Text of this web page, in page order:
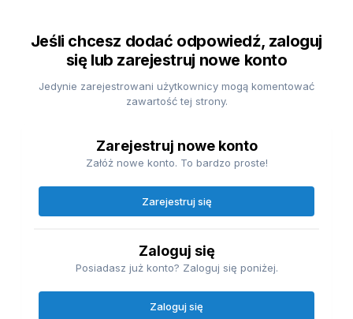
Jeśli chcesz dodać odpowiedź, zaloguj
się lub zarejestruj nowe konto
Jedynie zarejestrowani użytkownicy mogą komentować
zawartość tej strony.
Zarejestruj nowe konto
Załóż nowe konto. To bardzo proste!
Zarejestruj się
Zaloguj się
Posiadasz już konto? Zaloguj się poniżej.
Zaloguj się